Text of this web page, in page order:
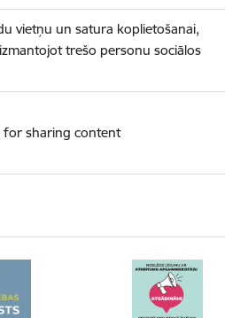
vietņu un satura koplietošanai,
trešo personu sociālos
for sharing content